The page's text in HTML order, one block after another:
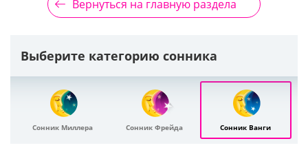
Вернуться на главную раздела
Выберите категорию сонника
Сонник Миллера Сонник Фрейда Сонник Ванги